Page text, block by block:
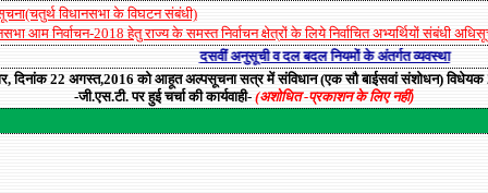
विधानसभा के विघटन संबंधी)
आम निर्वाचन-2018 हेतु राज्‍य के समस्त निर्वाचन क्षेत्रों के लिये निर्वाचित अभ्‍यर्थियों संबंधी
दसवीं अनुसूची व दल बदल नियमों के अंतर्गत व्यवस्था
दिनांक 22 अगस्त,2016 को आहूत अल्पसूचना सत्र में संविधान (एक सौ बाईसवां संशोधन)
-जी.एस.टी. पर हुई चर्चा की कार्यवाही- (अशोधित -प्रकाशन के लिए नहीं)